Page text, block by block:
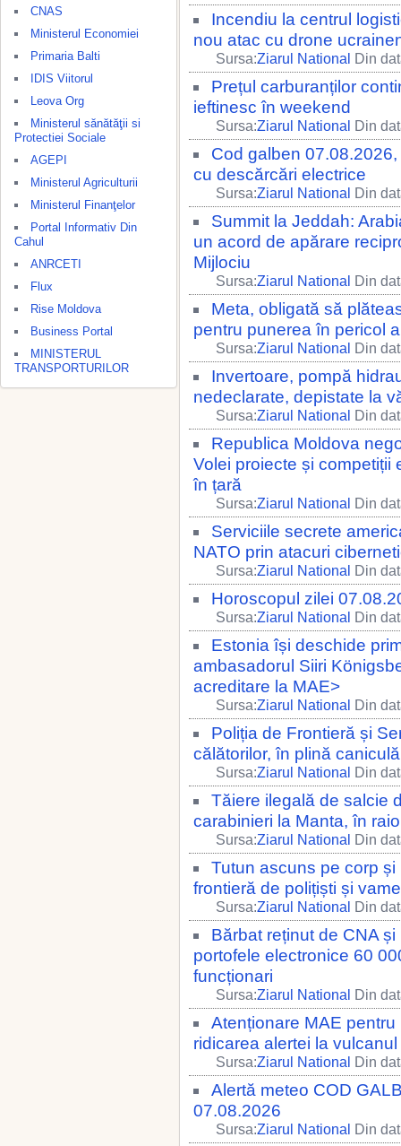
CNAS
Ministerul Economiei
Primaria Balti
IDIS Viitorul
Leova Org
Ministerul sănătăţii si
Protectiei Sociale
AGEPI
Ministerul Agriculturii
Ministerul Finanţelor
Portal Informativ Din
Cahul
ANRCETI
Flux
Rise Moldova
Business Portal
MINISTERUL
TRANSPORTURILOR
Incendiu la centrul
nou atac cu drone
Sursa:Ziarul National Din
Prețul carburanților
ieftinesc în weekend
Sursa:Ziarul National Din
Cod galben
cu descărcări electrice
Sursa:Ziarul National Din
Summit la Jeddah:
un acord de apărare
Mijlociu
Sursa:Ziarul National Din
Meta, obligată să
pentru punerea în pericol
Sursa:Ziarul National Din
Invertoare, pompă
nedeclarate, depistate la
Sursa:Ziarul National Din
Republica Moldova
Volei proiecte și competiții
în țară
Sursa:Ziarul National Din
Serviciile secrete
NATO prin atacuri
Sursa:Ziarul National Din
Horoscopul zilei
Sursa:Ziarul National Din
Estonia își deschide
ambasadorul Siiri
acreditare la MAE>
Sursa:Ziarul National Din
Poliția de Frontieră și
călătorilor, în plină
Sursa:Ziarul National Din
Tăiere ilegală de salcie
carabinieri la Manta, în
Sursa:Ziarul National Din
Tutun ascuns pe corp
frontieră de polițiști și
Sursa:Ziarul National Din
Bărbat reținut de CNA
portofele electronice 60
funcționari
Sursa:Ziarul National Din
Atenționare MAE
ridicarea alertei la
Sursa:Ziarul National Din
Alertă meteo COD
07.08.2026
Sursa:Ziarul National Din